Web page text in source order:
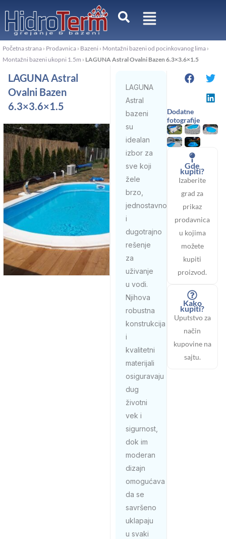
sadržaj
Početna strana › Prodavnica › Bazeni › Montažni bazeni od pocinkovanog lima ›
Montažni bazeni ukopni 1.5m › LAGUNA Astral Ovalni Bazen 6.3×3.6×1.5
LAGUNA Astral
Ovalni Bazen
6.3×3.6×1.5
LAGUNA
Astral
bazeni
su
idealan
izbor za
sve koji
žele
brzo,
jednostavno
i
dugotrajno
rešenje
za
uživanje
u vodi.
Njihova
robustna
konstrukcija
i
kvalitetni
materijali
osiguravaju
dug
životni
vek i
sigurnost,
dok im
moderan
dizajn
omogućava
da se
savršeno
uklapaju
u svaki
Dodatne
fotografije
Gde
kupiti?
Izaberite
grad za
prikaz
prodavnica
u kojima
možete
kupiti
proizvod.
Kako
kupiti?
Uputstvo za
način
kupovine na
sajtu.